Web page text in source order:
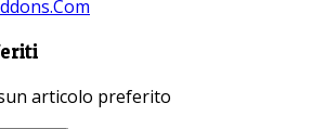
articolo preferito